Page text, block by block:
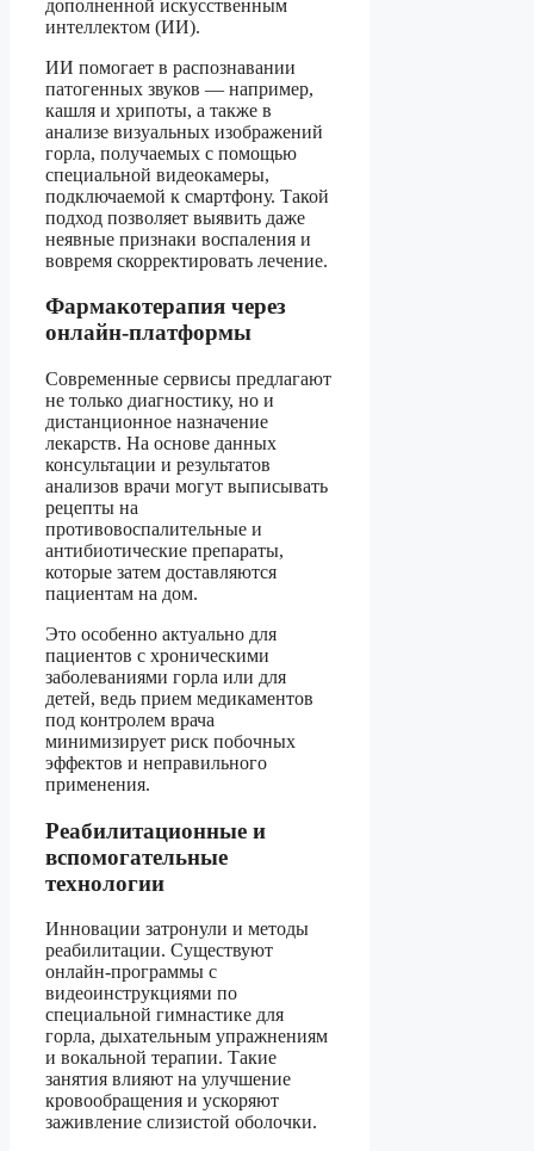
дополненной искусственным
интеллектом (ИИ).
ИИ помогает в распознавании
патогенных звуков — например,
кашля и хрипоты, а также в
анализе визуальных изображений
горла, получаемых с помощью
специальной видеокамеры,
подключаемой к смартфону. Такой
подход позволяет выявить даже
неявные признаки воспаления и
вовремя скорректировать лечение.
Фармакотерапия через
онлайн-платформы
Современные сервисы предлагают
не только диагностику, но и
дистанционное назначение
лекарств. На основе данных
консультации и результатов
анализов врачи могут выписывать
рецепты на
противовоспалительные и
антибиотические препараты,
которые затем доставляются
пациентам на дом.
Это особенно актуально для
пациентов с хроническими
заболеваниями горла или для
детей, ведь прием медикаментов
под контролем врача
минимизирует риск побочных
эффектов и неправильного
применения.
Реабилитационные и
вспомогательные
технологии
Инновации затронули и методы
реабилитации. Существуют
онлайн-программы с
видеоинструкциями по
специальной гимнастике для
горла, дыхательным упражнениям
и вокальной терапии. Такие
занятия влияют на улучшение
кровообращения и ускоряют
заживление слизистой оболочки.